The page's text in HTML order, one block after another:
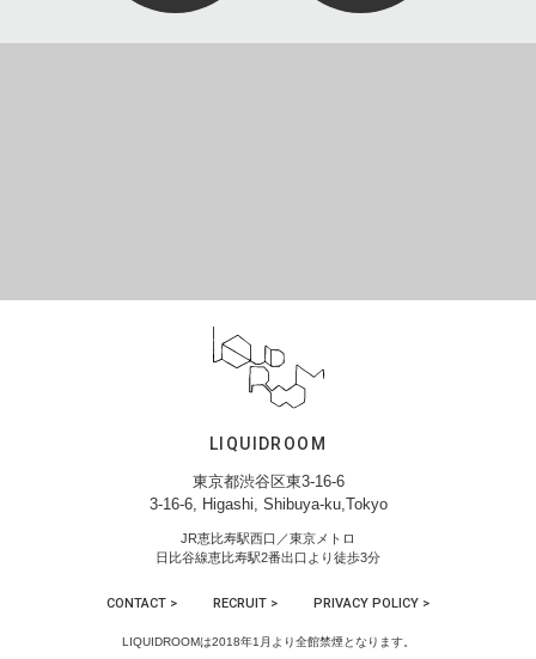
LIQUIDROOM
東京都渋谷区東3-16-6
3-16-6, Higashi, Shibuya-ku,Tokyo
JR恵比寿駅西口／東京メトロ
日比谷線恵比寿駅2番出口より徒歩3分
CONTACT > RECRUIT > PRIVACY POLICY >
LIQUIDROOMは2018年1月より全館禁煙となります。